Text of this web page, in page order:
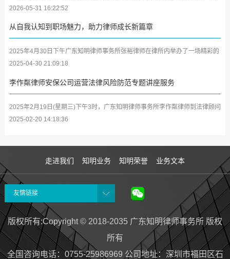
保候审”犹如黑暗中的一缕曙光。近日，广东知明律师事务所又传来喜...
2026-05-31 16:22:52
从自我认知到职场魅力，助力律师成长新篇章
2025年4月30日下午广东知明律师事务所张裕律师在律所内举办了一场精彩的
学习分享会，将其参加深圳市律师协会第二期女律师研修班及中小律所管理合
2025-04-30 21:09:18
李作粼律师安保公司运营法律风险防范专题讲座服务
2025年2月19日(星期三)下午3时，广东知明律师事务所李作粼律师到法律顾问
单位广东众安保保安服务有限公司(以下简称众安保公司)开展安保企业及中高
2025-02-20 14:18:36
走进我们 知明业务 知明荣誉 业务文本
友情链接
版权所有:Copyright © 2018-2035 广东知明律师事务所 版权
所有
全国咨询电话：0755-25986969 公司地址： 深圳市福田区石